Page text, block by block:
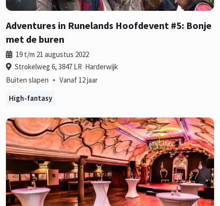
Adventures in Runelands Hoofdevent #5: Bonje
met de buren
19 t/m 21 augustus 2022
Strokelweg 6, 3847 LR Harderwijk
Buiten slapen • Vanaf 12 jaar
High-fantasy